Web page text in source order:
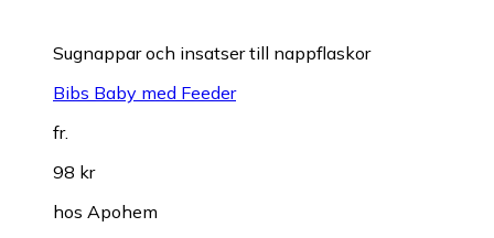
Sugnappar och insatser till nappflaskor
Bibs Baby med Feeder
fr.
98 kr
hos Apohem